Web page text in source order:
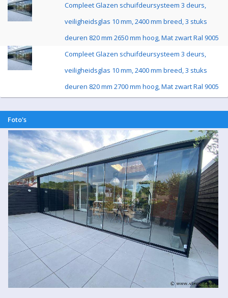
Compleet Glazen schuifdeursysteem 3 deurs,
veiligheidsglas 10 mm, 2400 mm breed, 3 stuks
deuren 820 mm 2650 mm hoog, Mat zwart Ral 9005
Compleet Glazen schuifdeursysteem 3 deurs,
veiligheidsglas 10 mm, 2400 mm breed, 3 stuks
deuren 820 mm 2700 mm hoog, Mat zwart Ral 9005
Foto's